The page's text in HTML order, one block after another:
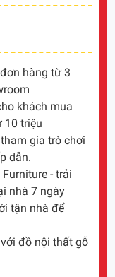
hàng từ 3
khách mua
10 triệu
gia trò chơi
dẫn.
- trải
nhà 7 ngày
tận nhà để
đồ nội thất gỗ